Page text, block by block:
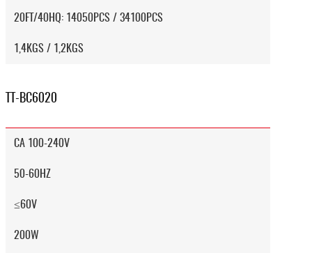
20FT/40HQ: 14050PCS / 34100PCS
1,4KGS / 1,2KGS
TT-BC6020
CA 100-240V
50-60HZ
≤60V
200W